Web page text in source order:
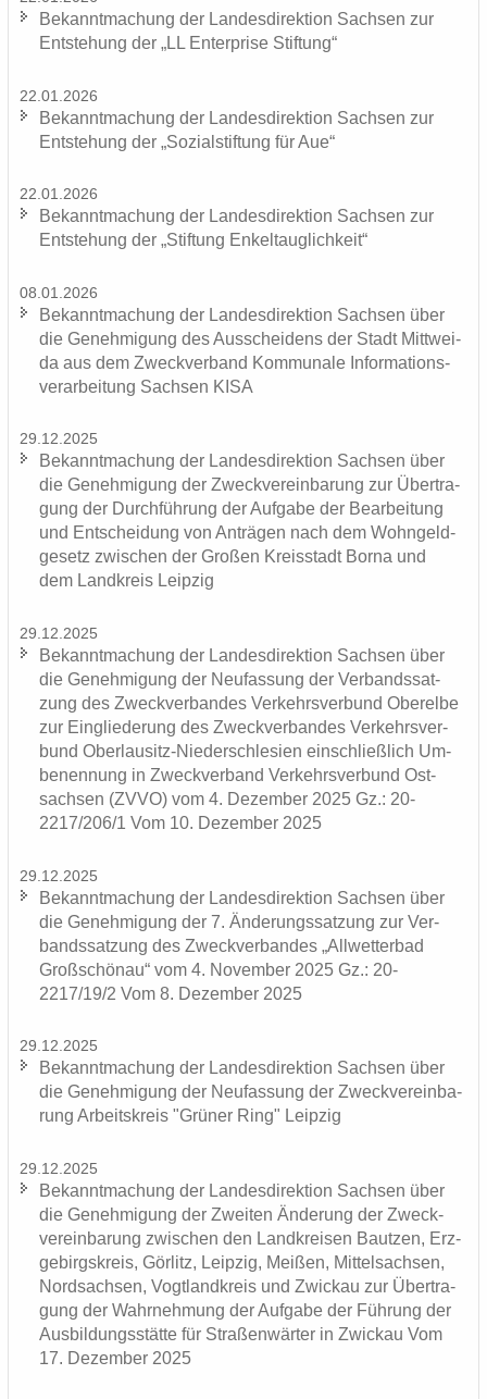
Be­kannt­ma­chung der Lan­des­di­rek­ti­on Sach­sen zur
Ent­ste­hung der „LL En­ter­pri­se Stif­tung“
22.01.2026
Be­kannt­ma­chung der Lan­des­di­rek­ti­on Sach­sen zur
Ent­ste­hung der „So­zi­al­stif­tung für Aue“
22.01.2026
Be­kannt­ma­chung der Lan­des­di­rek­ti­on Sach­sen zur
Ent­ste­hung der „Stif­tung En­kel­taug­lich­keit“
08.01.2026
Be­kannt­ma­chung der Lan­des­di­rek­ti­on Sach­sen über
die Ge­neh­mi­gung des Aus­schei­dens der Stadt Mitt­wei­
da aus dem Zweck­ver­band Kom­mu­na­le In­for­ma­ti­ons­
ver­ar­bei­tung Sach­sen KISA
29.12.2025
Be­kannt­ma­chung der Lan­des­di­rek­ti­on Sach­sen über
die Ge­neh­mi­gung der Zweck­ver­ein­ba­rung zur Über­tra­
gung der Durch­füh­rung der Auf­ga­be der Be­ar­bei­tung
und Ent­schei­dung von An­trä­gen nach dem Wohn­geld­
ge­setz zwi­schen der Gro­ßen Kreis­stadt Borna und
dem Land­kreis Leip­zig
29.12.2025
Be­kannt­ma­chung der Lan­des­di­rek­ti­on Sach­sen über
die Ge­neh­mi­gung der Neu­fas­sung der Ver­bands­sat­
zung des Zweck­ver­ban­des Ver­kehrs­ver­bund Ober­el­be
zur Ein­glie­de­rung des Zweck­ver­ban­des Ver­kehrs­ver­
bund Oberlausitz-​Niederschlesien ein­schließ­lich Um­
be­nen­nung in Zweck­ver­band Ver­kehrs­ver­bund Ost­
sach­sen (ZVVO) vom 4. De­zem­ber 2025 Gz.: 20-
2217/206/1 Vom 10. De­zem­ber 2025
29.12.2025
Be­kannt­ma­chung der Lan­des­di­rek­ti­on Sach­sen über
die Ge­neh­mi­gung der 7. Än­de­rungs­sat­zung zur Ver­
bands­sat­zung des Zweck­ver­ban­des „All­wet­ter­bad
Groß­schön­au“ vom 4. No­vem­ber 2025 Gz.: 20-
2217/19/2 Vom 8. De­zem­ber 2025
29.12.2025
Be­kannt­ma­chung der Lan­des­di­rek­ti­on Sach­sen über
die Ge­neh­mi­gung der Neu­fas­sung der Zweck­ver­ein­ba­
rung Ar­beits­kreis "Grü­ner Ring" Leip­zig
29.12.2025
Be­kannt­ma­chung der Lan­des­di­rek­ti­on Sach­sen über
die Ge­neh­mi­gung der Zwei­ten Än­de­rung der Zweck­
ver­ein­ba­rung zwi­schen den Land­krei­sen Baut­zen, Erz­
ge­birgs­kreis, Gör­litz, Leip­zig, Mei­ßen, Mit­tel­sach­sen,
Nord­sach­sen, Vogt­land­kreis und Zwi­ckau zur Über­tra­
gung der Wahr­neh­mung der Auf­ga­be der Füh­rung der
Aus­bil­dungs­stät­te für Stra­ßen­wär­ter in Zwi­ckau Vom
17. De­zem­ber 2025